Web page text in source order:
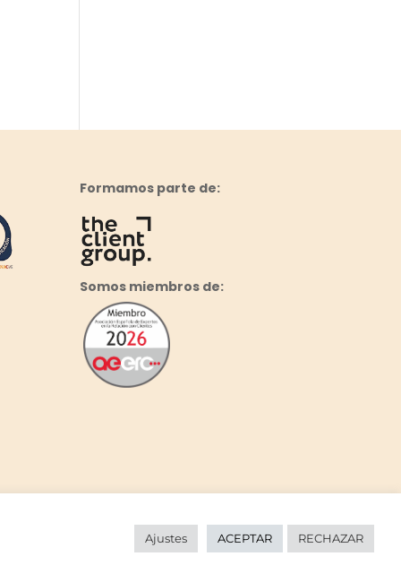
Formamos parte de:
Somos miembros de:
Ajustes ACEPTAR RECHAZAR